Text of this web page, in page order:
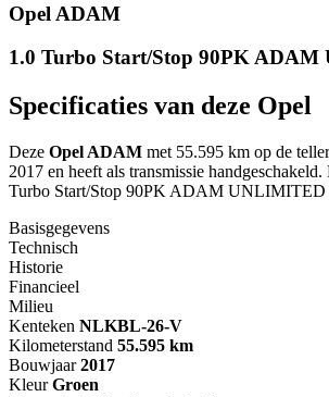
Opel ADAM
1.0 Turbo Start/Stop 90PK
Specificaties van deze Opel
Deze Opel ADAM met 55.595 km op de
2017 en heeft als transmissie
Turbo Start/Stop 90PK ADAM UNLIMITED
Basisgegevens
Technisch
Historie
Financieel
Milieu
Kenteken NLKBL-26-V
Kilometerstand 55.595 km
Bouwjaar 2017
Kleur Groen